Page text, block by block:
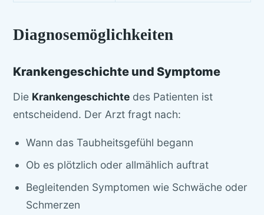
Diagnosemöglichkeiten
Krankengeschichte und Symptome
Die Krankengeschichte des Patienten ist
entscheidend. Der Arzt fragt nach:
Wann das Taubheitsgefühl begann
Ob es plötzlich oder allmählich auftrat
Begleitenden Symptomen wie Schwäche oder
Schmerzen